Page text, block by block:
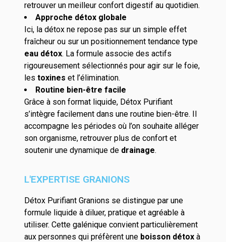
retrouver un meilleur confort digestif au quotidien.
Approche détox globale
Ici, la détox ne repose pas sur un simple effet
fraîcheur ou sur un positionnement tendance type
eau détox. La formule associe des actifs
rigoureusement sélectionnés pour agir sur le foie,
les toxines et l’élimination.
Routine bien-être facile
Grâce à son format liquide, Détox Purifiant
s’intègre facilement dans une routine bien-être. Il
accompagne les périodes où l’on souhaite alléger
son organisme, retrouver plus de confort et
soutenir une dynamique de drainage.
L'EXPERTISE GRANIONS
Détox Purifiant Granions se distingue par une
formule liquide à diluer, pratique et agréable à
utiliser. Cette galénique convient particulièrement
aux personnes qui préfèrent une boisson détox à